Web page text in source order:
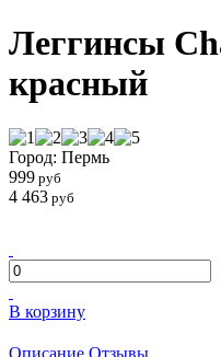
Леггинсы
красный
Город: Пермь
999 руб
4 463 руб
В корзину
Описание Отзывы